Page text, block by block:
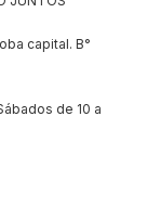
capital. B°
de 10 a